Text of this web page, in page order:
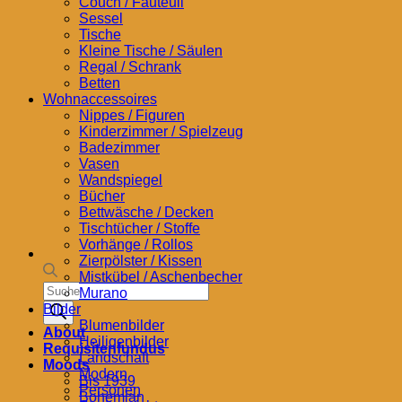
Products
search
About
Requisitenfundus
Moods
Bis 1939
Bohemian
Sessel
Tische
Kleine Tische / Säulen
Regal / Schrank
Betten
Wohnaccessoires
Nippes / Figuren
Kinderzimmer / Spielzeug
Badezimmer
Vasen
Wandspiegel
Bücher
Bettwäsche / Decken
Tischtücher / Stoffe
Vorhänge / Rollos
Zierpölster / Kissen
Mistkübel / Aschenbecher
Murano
Bilder
Blumenbilder
Heiligenbilder
Landschaft
Modern
Personen